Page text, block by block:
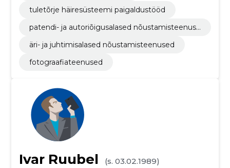
tuletõrje häiresüsteemi paigaldustööd
patendi- ja autoriõigusalased nõustamisteenuse
äri- ja juhtimisalased nõustamisteenused
fotograafiateenused
Ivar Ruubel
(s. 03.02.1989)